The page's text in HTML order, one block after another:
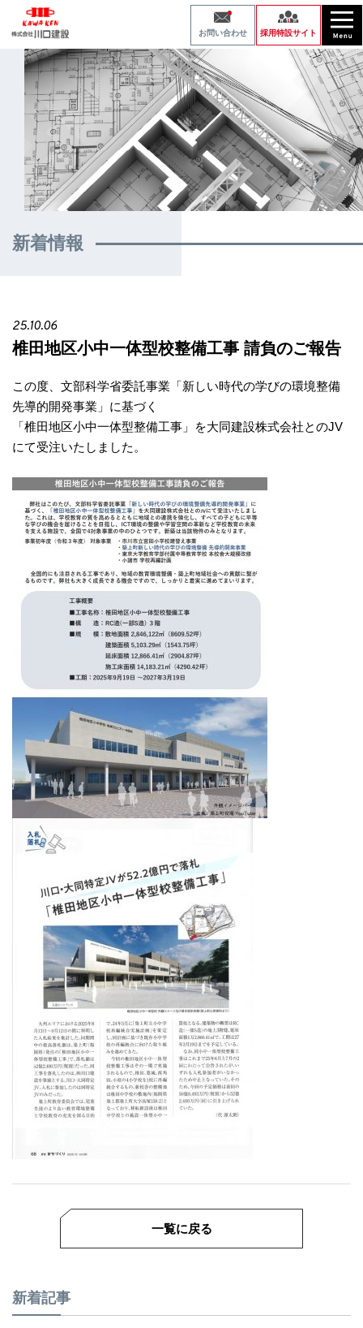
お問い合わせ 採用特設サイト
新着情報
25.10.06
椎田地区小中一体型校整備工事 請負のご報告
この度、文部科学省委託事業「新しい時代の学びの環境整備
先導的開発事業」に基づく
「椎田地区小中一体型整備工事」を大同建設株式会社とのJV
にて受注いたしました。
一覧に戻る
新着記事